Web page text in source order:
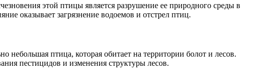
этой птицы является разрушение ее природного среды в
оказывает загрязнение водоемов и отстрел птиц.
птица, которая обитает на территории болот и лесов.
пестицидов и изменения структуры лесов.